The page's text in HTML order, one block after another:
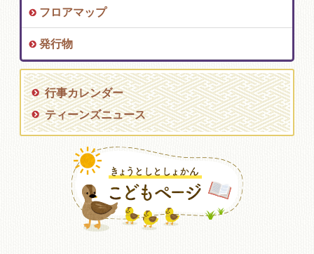
フロアマップ
発行物
行事カレンダー
ティーンズニュース